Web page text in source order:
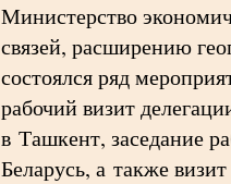
Министерство
связей, расширению
состоялся ряд
рабочий визит
в Ташкент, заседание
Беларусь, а также